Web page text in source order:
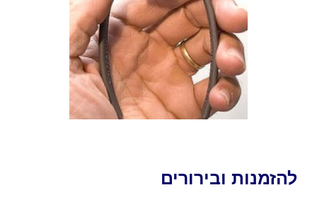
להזמנות ובירורים